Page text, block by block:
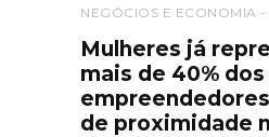
NEGÓCIOS E ECONOMIA
Mulheres já
mais de 40% dos
de proximidade